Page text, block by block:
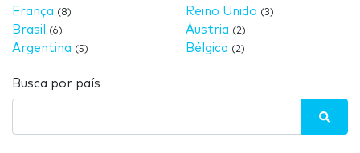
França (8)
Brasil (6)
Argentina (5)
Reino Unido (3)
Áustria (2)
Bélgica (2)
Busca por país